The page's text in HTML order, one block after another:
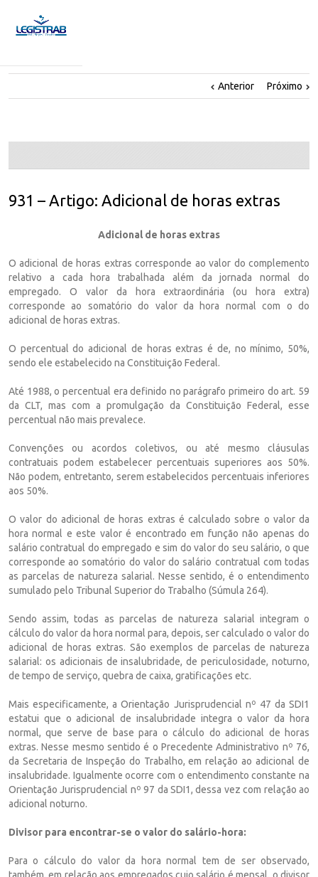
Anterior Próximo
931 – Artigo: Adicional de horas extras
Adicional de horas extras
O adicional de horas extras corresponde ao valor do complemento
relativo a cada hora trabalhada além da jornada normal do
empregado. O valor da hora extraordinária (ou hora extra)
corresponde ao somatório do valor da hora normal com o do
adicional de horas extras.
O percentual do adicional de horas extras é de, no mínimo, 50%,
sendo ele estabelecido na Constituição Federal.
Até 1988, o percentual era definido no parágrafo primeiro do art. 59
da CLT, mas com a promulgação da Constituição Federal, esse
percentual não mais prevalece.
Convenções ou acordos coletivos, ou até mesmo cláusulas
contratuais podem estabelecer percentuais superiores aos 50%.
Não podem, entretanto, serem estabelecidos percentuais inferiores
aos 50%.
O valor do adicional de horas extras é calculado sobre o valor da
hora normal e este valor é encontrado em função não apenas do
salário contratual do empregado e sim do valor do seu salário, o que
corresponde ao somatório do valor do salário contratual com todas
as parcelas de natureza salarial. Nesse sentido, é o entendimento
sumulado pelo Tribunal Superior do Trabalho (Súmula 264).
Sendo assim, todas as parcelas de natureza salarial integram o
cálculo do valor da hora normal para, depois, ser calculado o valor do
adicional de horas extras. São exemplos de parcelas de natureza
salarial: os adicionais de insalubridade, de periculosidade, noturno,
de tempo de serviço, quebra de caixa, gratificações etc.
Mais especificamente, a Orientação Jurisprudencial nº 47 da SDI1
estatui que o adicional de insalubridade integra o valor da hora
normal, que serve de base para o cálculo do adicional de horas
extras. Nesse mesmo sentido é o Precedente Administrativo nº 76,
da Secretaria de Inspeção do Trabalho, em relação ao adicional de
insalubridade. Igualmente ocorre com o entendimento constante na
Orientação Jurisprudencial nº 97 da SDI1, dessa vez com relação ao
adicional noturno.
Divisor para encontrar-se o valor do salário-hora:
Para o cálculo do valor da hora normal tem de ser observado,
também, em relação aos empregados cujo salário é mensal, o divisor